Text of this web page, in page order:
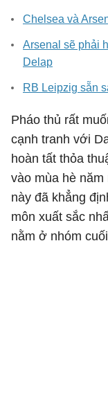
Chelsea và
Arsenal sẽ phải
Delap
RB Leipzig sẵn
Pháo thủ rất
cạnh tranh với
hoàn tất thỏa
vào mùa hè
này đã khẳng
môn xuất sắc
nằm ở nhóm